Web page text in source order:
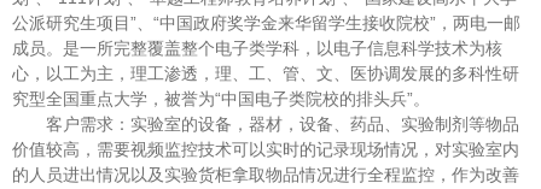
公派研究生项目”、“中国政府奖学金来华留学生接收院校”，两电一邮
成员。是一所完整覆盖整个电子类学科，以电子信息科学技术为核
心，以工为主，理工渗透，理、工、管、文、医协调发展的多科性研
究型全国重点大学，被誉为“中国电子类院校的排头兵”。
客户需求：实验室的设备，器材，设备、药品、实验制剂等物品
价值较高，需要视频监控技术可以实时的记录现场情况，对实验室内
的人员进出情况以及实验货柜拿取物品情况进行全程监控，作为改善